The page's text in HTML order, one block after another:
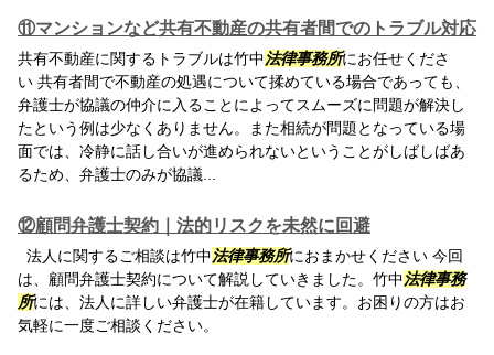
⑪マンションなど共有不動産の共有者間でのトラブル対応
共有不動産に関するトラブルは竹中法律事務所にお任せくださ
い 共有者間で不動産の処遇について揉めている場合であっても、
弁護士が協議の仲介に入ることによってスムーズに問題が解決し
たという例は少なくありません。また相続が問題となっている場
面では、冷静に話し合いが進められないということがしばしばあ
るため、弁護士のみが協議...
⑫顧問弁護士契約｜法的リスクを未然に回避
法人に関するご相談は竹中法律事務所におまかせください 今回
は、顧問弁護士契約について解説していきました。竹中法律事務
所には、法人に詳しい弁護士が在籍しています。お困りの方はお
気軽に一度ご相談ください。